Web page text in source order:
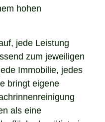
hohen
jede Leistung
zum jeweiligen
Immobilie, jedes
bringt eigene
als eine